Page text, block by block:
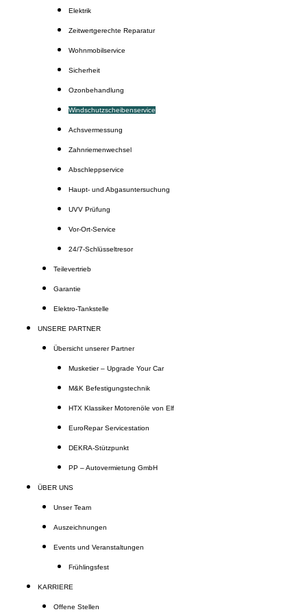
Elektrik
Zeitwertgerechte Reparatur
Wohnmobilservice
Sicherheit
Ozonbehandlung
Windschutzscheibenservice
Achsvermessung
Zahnriemenwechsel
Abschleppservice
Haupt- und Abgasuntersuchung
UVV Prüfung
Vor-Ort-Service
24/7-Schlüsseltresor
Teilevertrieb
Garantie
Elektro-Tankstelle
UNSERE PARTNER
Übersicht unserer Partner
Musketier – Upgrade Your Car
M&K Befestigungstechnik
HTX Klassiker Motorenöle von Elf
EuroRepar Servicestation
DEKRA-Stützpunkt
PP – Autovermietung GmbH
ÜBER UNS
Unser Team
Auszeichnungen
Events und Veranstaltungen
Frühlingsfest
KARRIERE
Offene Stellen